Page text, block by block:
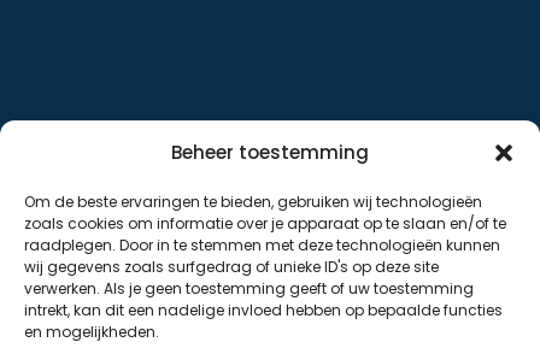
Beheer toestemming
Om de beste ervaringen te bieden, gebruiken wij technologieën
zoals cookies om informatie over je apparaat op te slaan en/of te
raadplegen. Door in te stemmen met deze technologieën kunnen
wij gegevens zoals surfgedrag of unieke ID's op deze site
verwerken. Als je geen toestemming geeft of uw toestemming
intrekt, kan dit een nadelige invloed hebben op bepaalde functies
en mogelijkheden.